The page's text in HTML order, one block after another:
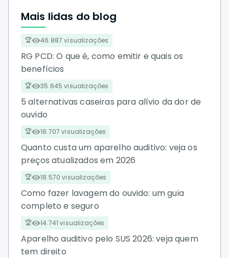
Mais lidas do blog
46.887 visualizações
RG PCD: O que é, como emitir e quais os
benefícios
35.645 visualizações
5 alternativas caseiras para alívio da dor de
ouvido
18.707 visualizações
Quanto custa um aparelho auditivo: veja os
preços atualizados em 2026
18.570 visualizações
Como fazer lavagem do ouvido: um guia
completo e seguro
14.741 visualizações
Aparelho auditivo pelo SUS 2026: veja quem
tem direito